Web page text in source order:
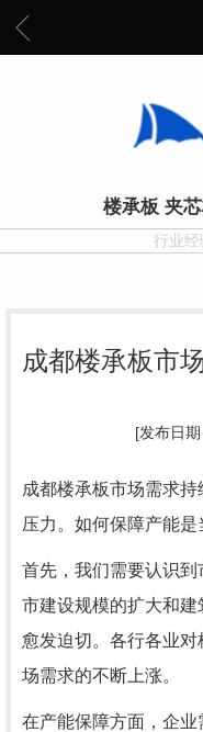
楼承板 夹
行业经
成都楼承板市
[发布日
成都楼承板市场需求
压力。如何保障产能是
首先，我们需要认识
市建设规模的扩大和
愈发迫切。各行各业
场需求的不断上涨。
在产能保障方面，企